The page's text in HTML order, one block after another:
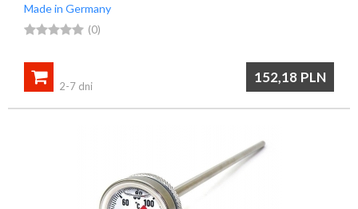
Made in Germany
 (0)
152,18 PLN

2-7 dni